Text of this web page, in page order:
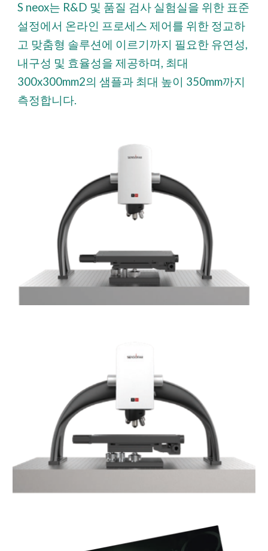
S neox는 R&D 및 품질 검사 실험실을 위한 표준
설정에서 온라인 프로세스 제어를 위한 정교하
고 맞춤형 솔루션에 이르기까지 필요한 유연성,
내구성 및 효율성을 제공하며, 최대
300x300mm2의 샘플과 최대 높이 350mm까지
측정합니다.